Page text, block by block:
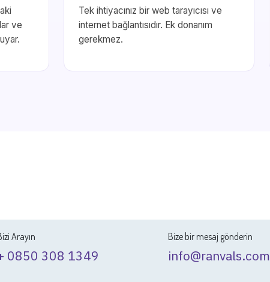
ve
Tek ihtiyacınız bir web tarayıcısı ve
internet bağlantısıdır. Ek donanım
gerekmez.
Arayın
0850 308 1349
Bize bir mesaj gönderin
info@ranvals.com